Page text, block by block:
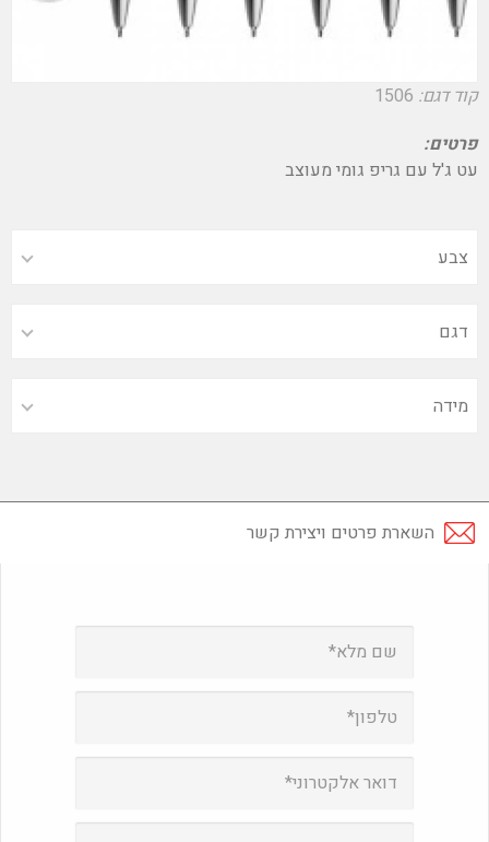
קוד דגם: 1506
פרטים:
עט ג'ל עם גריפ גומי מעוצב
השארת פרטים ויצירת קשר